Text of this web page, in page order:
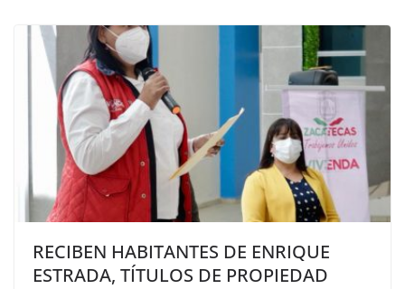
RECIBEN HABITANTES DE ENRIQUE
ESTRADA, TÍTULOS DE PROPIEDAD